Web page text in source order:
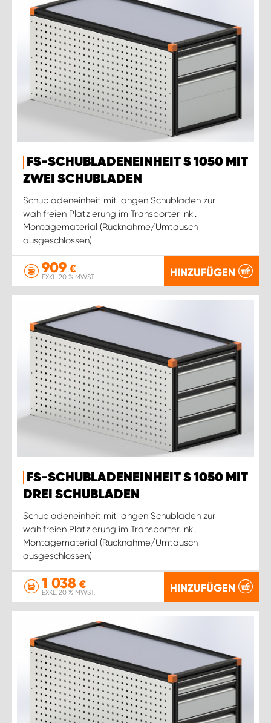
FS-SCHUBLADENEINHEIT S 1050 MIT
ZWEI SCHUBLADEN
Schubladeneinheit mit langen Schubladen zur
wahlfreien Platzierung im Transporter inkl.
Montagematerial (Rücknahme/Umtausch
ausgeschlossen)
909 €
EXKL. 20 % MWST. HINZUFÜGEN
FS-SCHUBLADENEINHEIT S 1050 MIT
DREI SCHUBLADEN
Schubladeneinheit mit langen Schubladen zur
wahlfreien Platzierung im Transporter inkl.
Montagematerial (Rücknahme/Umtausch
ausgeschlossen)
1 038 €
EXKL. 20 % MWST. HINZUFÜGEN